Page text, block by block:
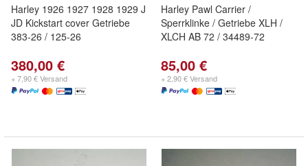
Harley 1926 1927 1928 1929 J
JD Kickstart cover Getriebe
383-26 / 125-26
380,00 €
+ 7,90 € Versand
Harley Pawl Carrier /
Sperrklinke / Getriebe XLH /
XLCH AB 72 / 34489-72
85,00 €
+ 2,90 € Versand